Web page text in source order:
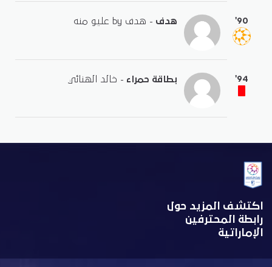
'90 هدف - هدف by عليو منه
'94 بطاقة حمراء - خالد الهنائي
اكتشف المزيد حول
رابطة المحترفين
الإماراتية